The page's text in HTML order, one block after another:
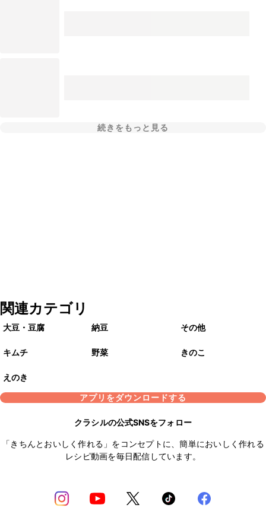
続きをもっと見る
関連カテゴリ
大豆・豆腐 納豆 その他
キムチ 野菜 きのこ
えのき
アプリをダウンロードする
クラシルの公式SNSをフォロー
「きちんとおいしく作れる」をコンセプトに、簡単においしく作れる
レシピ動画を毎日配信しています。